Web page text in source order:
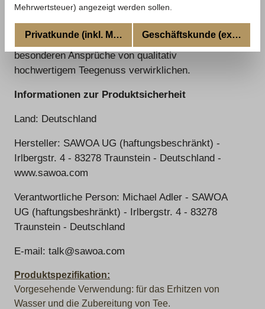
Sawoaentwickelt einzigartige Samowar, die die
besonderen Ansprüche von qualitativ
hochwertigem Teegenuss verwirklichen.
Informationen zur Produktsicherheit
Land: Deutschland
Hersteller: SAWOA UG (haftungsbeschränkt) -
Irlbergstr. 4 - 83278 Traunstein - Deutschland -
www.sawoa.com
Verantwortliche Person: Michael Adler - SAWOA
UG (haftungsbeshränkt) - Irlbergstr. 4 - 83278
Traunstein - Deutschland
E-mail: talk@sawoa.com
Produktspezifikation:
Vorgesehende Verwendung: für das Erhitzen von
Wasser und die Zubereitung von Tee.
Mehrwertsteuer) angezeigt werden sollen.
Privatkunde (inkl. MwSt.) Geschäftskunde (excl.